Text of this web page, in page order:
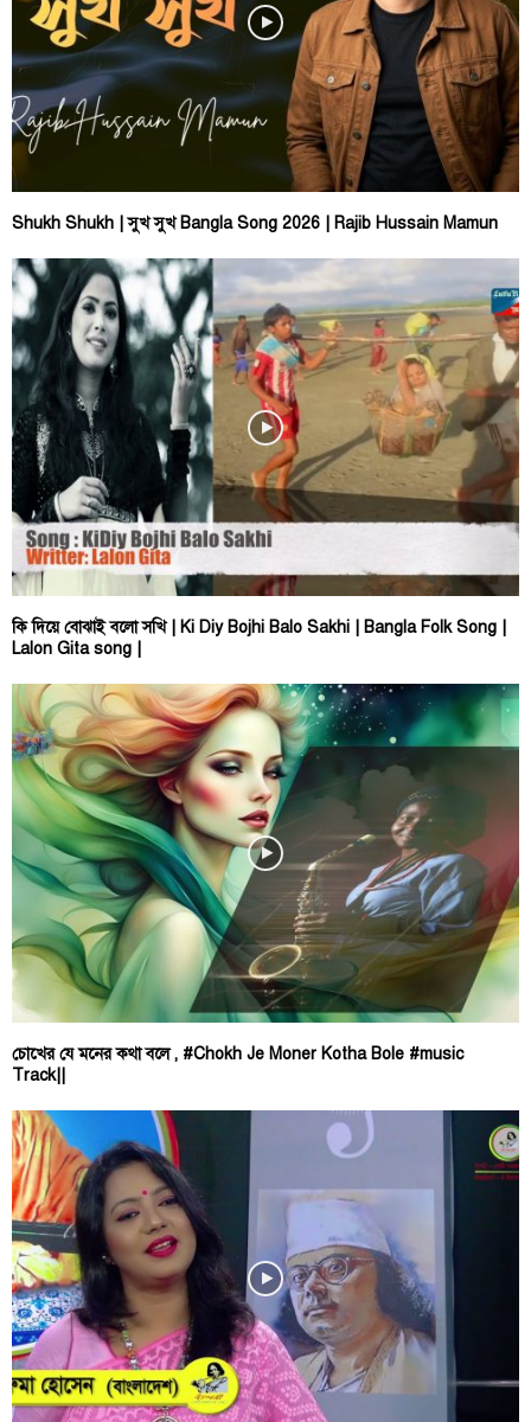
Shukh Shukh | সুখ সুখ Bangla Song 2026 | Rajib Hussain Mamun
কি দিয়ে বোঝাই বলো সখি | Ki Diy Bojhi Balo Sakhi | Bangla Folk Song |
Lalon Gita song |
চোখের যে মনের কথা বলে , #Chokh Je Moner Kotha Bole #music
Track||